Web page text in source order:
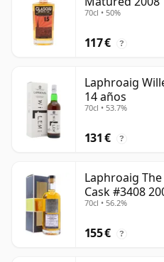
70cl • 50%
117 € ?
Laphroaig
14 años
70cl • 53.7%
131 € ?
Laphroaig
Cask #3408
70cl • 56.2%
155 € ?